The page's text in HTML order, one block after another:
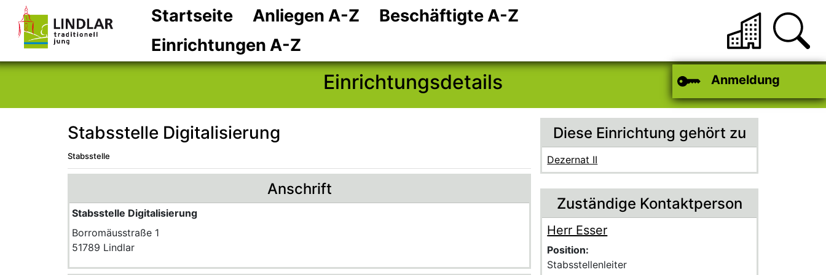
Zum Header
Zum Hauptinhalt
Zum Footer
Startseite Anliegen A-Z
Beschäftigte A-Z
Einrichtungen A-Z
Anmeldung
Einrichtungsdetails
Stabsstelle Digitalisierung
Stabsstelle
Anschrift
Stabsstelle Digitalisierung
Borromäusstraße 1
51789 Lindlar
Diese Einrichtung gehört zu
Dezernat II
Zuständige Kontaktperson
Beschreibung der zuständigen Kontaktperson Herr Esser
Voller Name:
Herr Esser
Position:
Stabsstellenleiter